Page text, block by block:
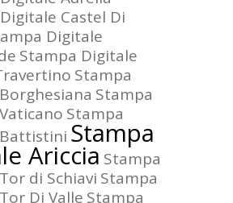
Castel Di
Digitale
Stampa Digitale
Stampa
Stampa
Stampa
Stampa
Ariccia Stampa
di Schiavi Stampa
Di Valle Stampa